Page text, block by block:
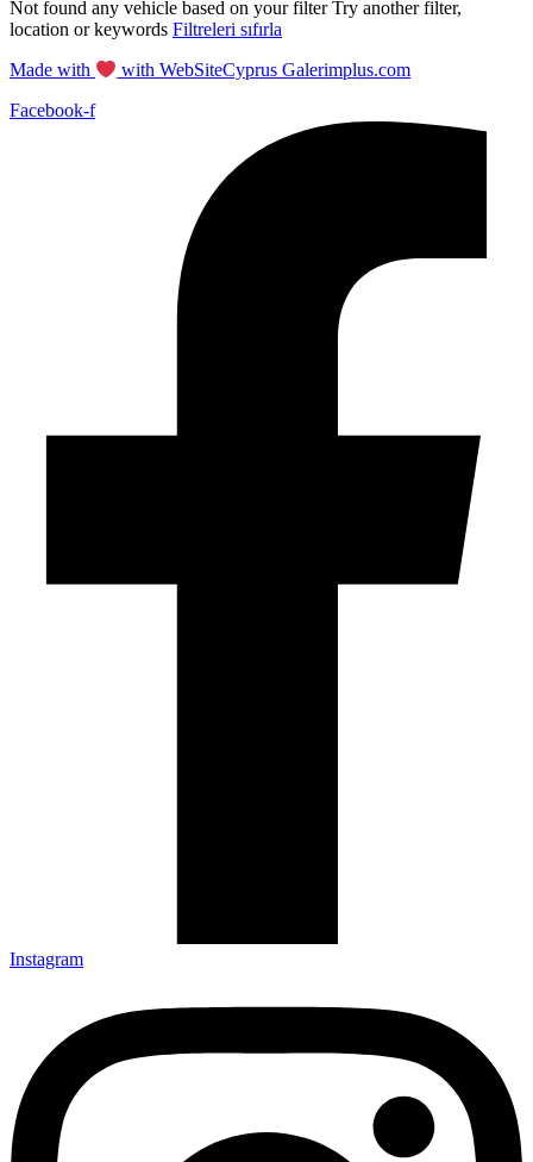
Not found any vehicle based on your filter Try another filter,
location or keywords Filtreleri sıfırla
Made with
with WebSiteCyprus Galerimplus.com
Facebook-f
Instagram